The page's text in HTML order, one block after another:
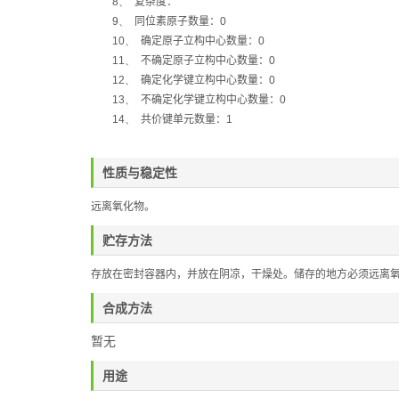
9、
同位素原子数量： 0
10、
确定原子立构中心数量： 0
11、
不确定原子立构中心数量： 0
12、
确定化学键立构中心数量： 0
13、
不确定化学键立构中心数量： 0
14、
共价键单元数量： 1
性质与稳定性
远离氧化物。
贮存方法
存放在密封容器内，并放在阴凉，干燥处。储存的地方必须远离
合成方法
暂无
用途